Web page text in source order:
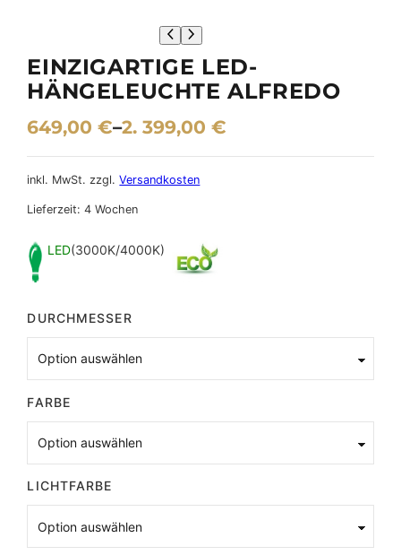
EINZIGARTIGE LED-
HÄNGELEUCHTE ALFREDO
649,00€–2. 399,00€
inkl. MwSt. zzgl.Versandkosten
Lieferzeit:4 Wochen
LED(3000K/4000K)
DURCHMESSER
FARBE
LICHTFARBE